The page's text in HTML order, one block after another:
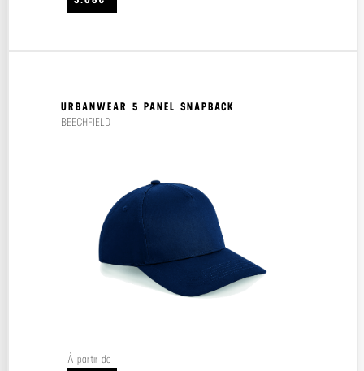
URBANWEAR 5 PANEL SNAPBACK
BEECHFIELD
À partir de